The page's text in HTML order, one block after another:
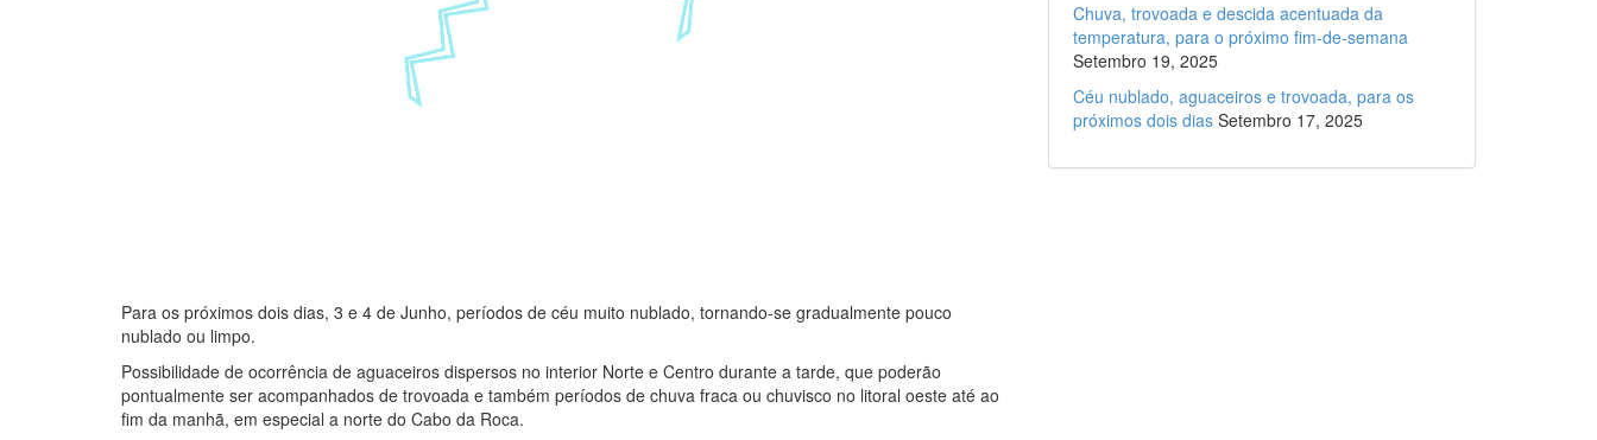
Para os próximos dois dias, 3 e 4 de Junho, períodos de céu muito nublado, tornando-se gradualmente pouco
nublado ou limpo.
Possibilidade de ocorrência de aguaceiros dispersos no interior Norte e Centro durante a tarde, que poderão
pontualmente ser acompanhados de trovoada e também períodos de chuva fraca ou chuvisco no litoral oeste até ao
fim da manhã, em especial a norte do Cabo da Roca.
Chuva, trovoada e descida acentuada da
temperatura, para o próximo fim-de-semana
Setembro 19, 2025
Céu nublado, aguaceiros e trovoada, para os
próximos dois dias Setembro 17, 2025